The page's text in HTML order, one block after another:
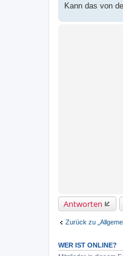
Kann das von
Antworten
Zurück zu
WER IST ONLINE?